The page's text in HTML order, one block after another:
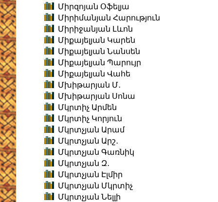
Միրզոյան Օֆելյա
Միրիմանյան Հարություն
Միրիջանյան Լևոն
Միքայելյան Կարեն
Միքայելյան Նանսեն
Միքայելյան Պարույր
Միքայելյան Վահե
Մխիթարյան Մ․
Մխիթարյան Սոնա
Մկրտիչ Արմեն
Մկրտիչ Կորյուն
Մկրտչյան Արամ
Մկրտչյան Արշ․
Մկրտչյան Գառնիկ
Մկրտչյան Զ․
Մկրտչյան Էլմիր
Մկրտչյան Մկրտիչ
Մկրտչյան Նելլի